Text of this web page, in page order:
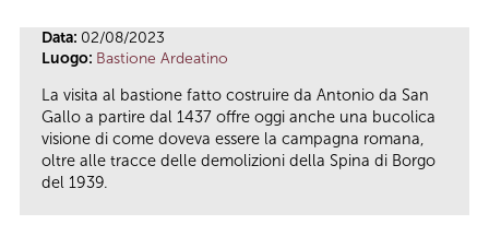
Data: 02/08/2023
Luogo: Bastione Ardeatino
La visita al bastione fatto costruire da Antonio da San
Gallo a partire dal 1437 offre oggi anche una bucolica
visione di come doveva essere la campagna romana,
oltre alle tracce delle demolizioni della Spina di Borgo
del 1939.